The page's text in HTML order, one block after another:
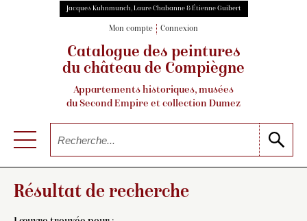
Jacques Kuhnmunch, Laure Chabanne & Étienne Guibert
Mon compte Connexion
Catalogue des peintures
du château de Compiègne
Appartements historiques, musées
du Second Empire et collection Dumez
Résultat de recherche